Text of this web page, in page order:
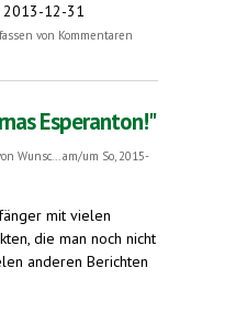
2013-12-31
2013
von Kommentaren
Esperanton!"
Wunsc...am/um So, 2015-
mit vielen
die man noch nicht
anderen Berichten